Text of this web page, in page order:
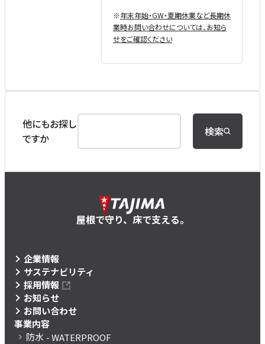
※年末年始・GW・夏期休業など⻑期休
業時お問い合わせについては、お知ら
せをご確認ください
他にもお探し
ですか
検索
屋根で守り、床で支える。
企業情報
サステナビリティ
採用情報
お知らせ
お問い合わせ
事業内容
防水 - WATERPROOF